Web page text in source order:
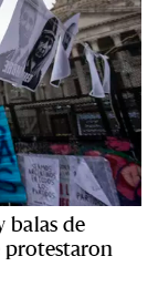
balas de
protestaron